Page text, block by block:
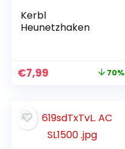
Kerbl
Heunetzhaken
€7,99 70%